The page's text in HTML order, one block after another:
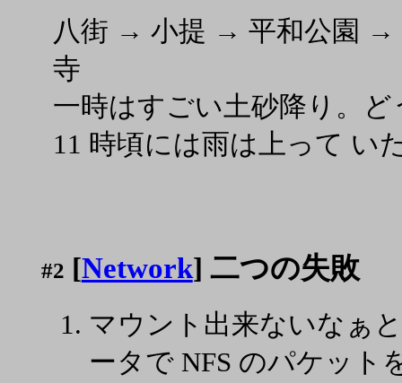
八街 → 小提 → 平和公園 →
寺
一時はすごい土砂降り。
11 時頃には雨は上って い
#2 [Network] 二つの失敗
マウント出来ないなぁ
ータで NFS のパケット